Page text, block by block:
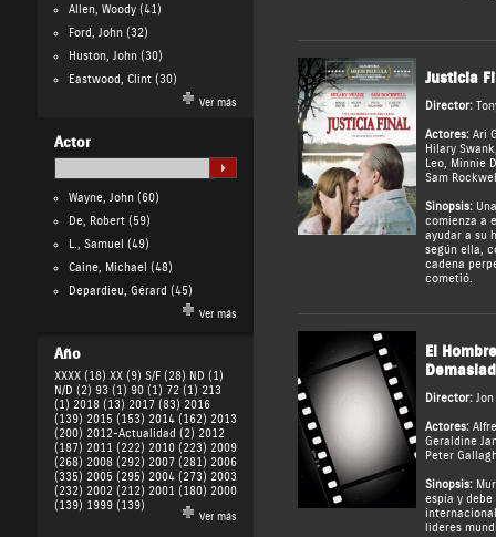
Allen, Woody(41)
Ford, John(32)
Huston, John(30)
Eastwood, Clint(30)
Ver más
Actor
Wayne, John(60)
De, Robert(59)
L., Samuel (49)
Caine, Michael (48)
Depardieu, Gérard (45)
Ver más
Año
XXXX (18) XX (9) S/F (28) ND (1)
N/D (2) 93 (1) 90 (1) 72 (1) 213
(1) 2018 (13) 2017 (83) 2016
(139) 2015 (153) 2014 (162) 2013
(200) 2012-Actualidad (2) 2012
(187) 2011 (222) 2010 (223) 2009
(268) 2008 (292) 2007 (281) 2006
(335) 2005 (295) 2004 (273) 2003
(232) 2002 (212) 2001 (180) 2000
(139) 1999 (139)
Ver más
Justicia
Director:
Actores: Ari
Hilary Swank
Leo, Minnie
Sam
Sinopsis:
comienza a
ayudar a su
según ella,
cadena
cometió.
El
Director:
Actores:
Geraldine
Peter
Sinopsis:
espía y
lideres